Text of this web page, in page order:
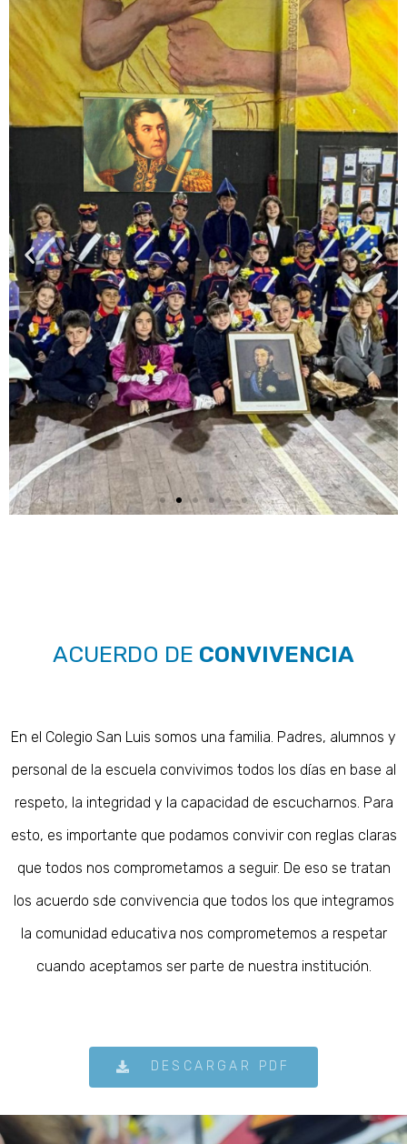
ACUERDO DE CONVIVENCIA
En el Colegio San Luis somos una familia. Padres, alumnos y
personal de la escuela convivimos todos los días en base al
respeto, la integridad y la capacidad de escucharnos. Para
esto, es importante que podamos convivir con reglas claras
que todos nos comprometamos a seguir. De eso se tratan
los acuerdo sde convivencia que todos los que integramos
la comunidad educativa nos comprometemos a respetar
cuando aceptamos ser parte de nuestra institución.
DESCARGAR PDF